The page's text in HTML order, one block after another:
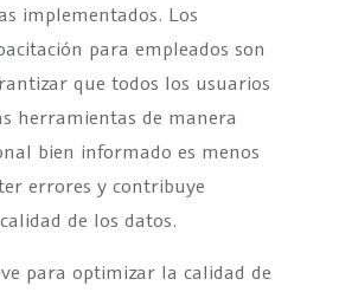
implementados. Los
para empleados son
que todos los usuarios
herramientas de manera
bien informado es menos
errores y contribuye
de los datos.
para optimizar la calidad de